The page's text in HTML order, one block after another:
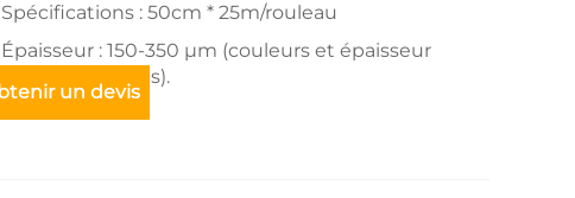
Spécifications : 50cm * 25m/rouleau
Épaisseur : 150-350 µm (couleurs et épaisseur
personnalisables).
un devis